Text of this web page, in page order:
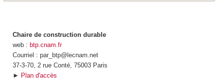
Chaire de construction durable
web : btp.cnam.fr
Courriel : par_btp@lecnam.net
37-3-70, 2 rue Conté, 75003 Paris
► Plan d'accès